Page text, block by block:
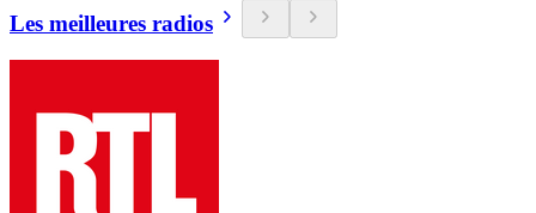
Les meilleures radios